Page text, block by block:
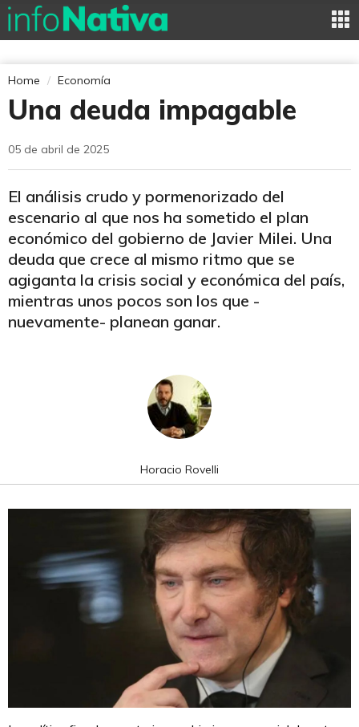
Home Economía
Una deuda impagable
05 de abril de 2025
El análisis crudo y pormenorizado del
escenario al que nos ha sometido el plan
económico del gobierno de Javier Milei. Una
deuda que crece al mismo ritmo que se
agiganta la crisis social y económica del país,
mientras unos pocos son los que -
nuevamente- planean ganar.
Horacio Rovelli